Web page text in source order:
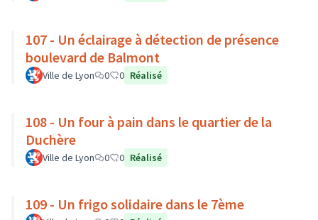
107 - Un éclairage à détection de présence
boulevard de Balmont
Ville de Lyon 0 0 Réalisé
108 - Un four à pain dans le quartier de la
Duchère
Ville de Lyon 0 0 Réalisé
109 - Un frigo solidaire dans le 7ème